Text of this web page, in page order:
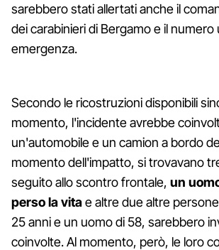
sarebbero stati allertati anche il
dei carabinieri di Bergamo e il numero
emergenza.
Secondo le ricostruzioni disponibili
momento, l'incidente avrebbe
un'automobile e un camion a bordo
momento dell'impatto, si trovavano
seguito allo scontro frontale, un
perso la vitae altre due altre
25 anni e un uomo di 58, sarebbero
coinvolte. Al momento, però, le loro